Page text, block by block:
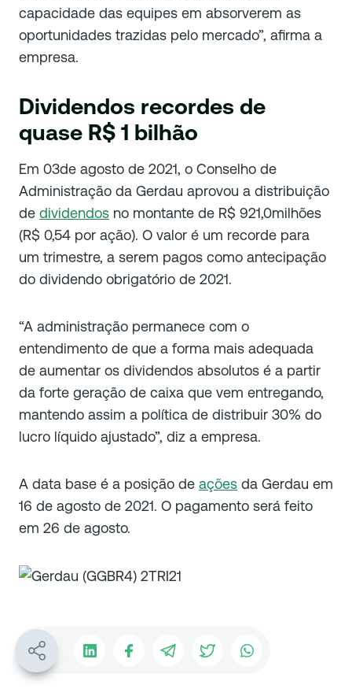
capacidade das equipes em absorverem as
oportunidades trazidas pelo mercado”, afirma a
empresa.
Dividendos recordes de
quase R$ 1 bilhão
Em 03de agosto de 2021, o Conselho de
Administração da Gerdau aprovou a distribuição
de dividendos no montante de R$ 921,0milhões
(R$ 0,54 por ação). O valor é um recorde para
um trimestre, a serem pagos como antecipação
do dividendo obrigatório de 2021.
“A administração permanece com o
entendimento de que a forma mais adequada
de aumentar os dividendos absolutos é a partir
da forte geração de caixa que vem entregando,
mantendo assim a política de distribuir 30% do
lucro líquido ajustado”, diz a empresa.
A data base é a posição de ações da Gerdau em
16 de agosto de 2021. O pagamento será feito
em 26 de agosto.